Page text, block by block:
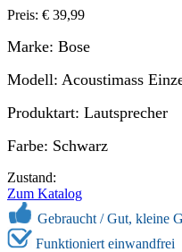
Preis: € 39,99
Marke: Bose
Modell: Acoustimass
Produktart: Lautsprecher
Farbe: Schwarz
Zustand:
Zum Katalog
Gebraucht /Gut, kleine
Funktioniert einwandfrei